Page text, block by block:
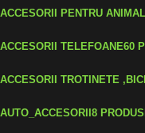
ACCESORII PENTRU
ACCESORII TELEFOANE60
ACCESORII TROTINETE
AUTO_ACCESORII8